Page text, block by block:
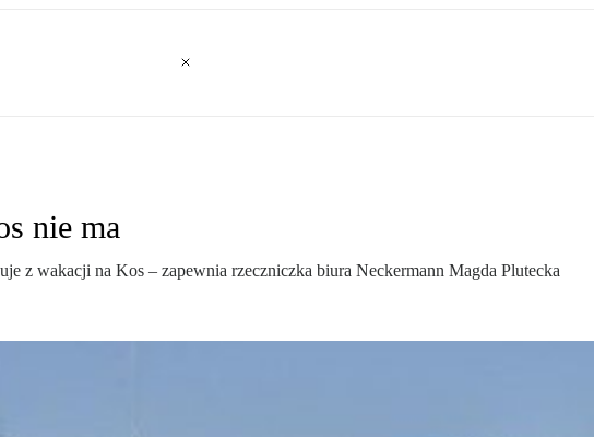
nie ma
z wakacji na Kos – zapewnia rzeczniczka biura Neckermann Magda Plutecka